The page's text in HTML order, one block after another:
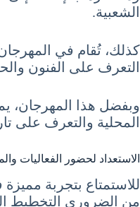
الشعبية.
كذلك، تُقام في
التعرف على الفنون
وبفضل هذا المهرجان،
المحلية والتعرف على
الاستعداد لحضور الفعاليات
للاستمتاع بتجربة مميزة
من الضروري التخطيط